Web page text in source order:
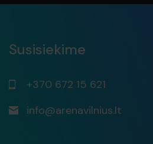
Susisiekime
+370 672 15 621
info@arenavilnius.lt